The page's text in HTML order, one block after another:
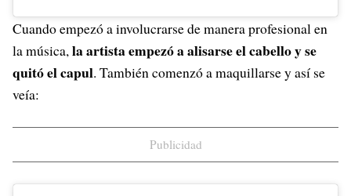
Cuando empezó a involucrarse de manera profesional en
la música,la artista empezó a alisarse el cabello y se
quitó el capul. También comenzó a maquillarse y así se
veía:
Publicidad